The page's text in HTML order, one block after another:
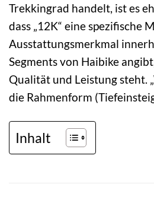
Trekkingrad handelt, ist es
dass „12K“ eine spezifische
Ausstattungsmerkmal
Segments von Haibike
Qualität und Leistung steht.
die Rahmenform
Inhalt